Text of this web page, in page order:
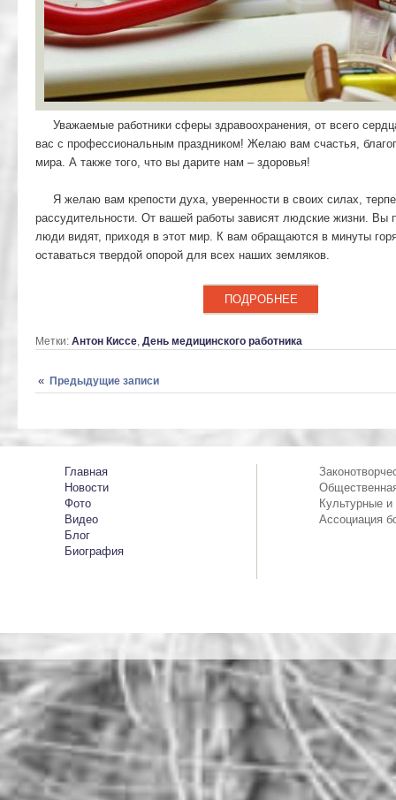
Уважаемые работники сферы здравоохранения, от всего
вас с профессиональным праздником! Желаю вам счастья,
мира. А также того, что вы дарите нам – здоровья!
Я желаю вам крепости духа, уверенности в своих силах,
рассудительности. От вашей работы зависят людские жизни. Вы
люди видят, приходя в этот мир. К вам обращаются в минуты
оставаться твердой опорой для всех наших земляков.
ПОДРОБНЕЕ
Метки: Антон Киссе, День медицинского работника
Навигация по записям
« Предыдущие записи
Главная
Новости
Фото
Видео
Блог
Биография
Культурные
Ассоциация